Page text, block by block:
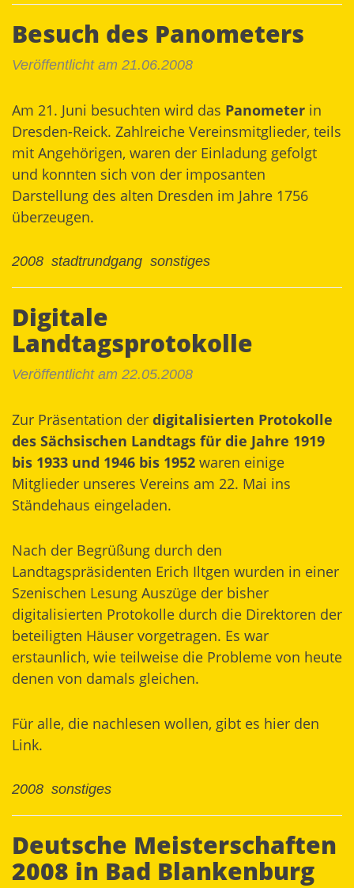
Besuch des Panometers
Veröffentlicht am 21.06.2008
Am 21. Juni besuchten wird das Panometer in
Dresden-Reick. Zahlreiche Vereinsmitglieder, teils
mit Angehörigen, waren der Einladung gefolgt
und konnten sich von der imposanten
Darstellung des alten Dresden im Jahre 1756
überzeugen.
2008 stadtrundgang sonstiges
Digitale
Landtagsprotokolle
Veröffentlicht am 22.05.2008
Zur Präsentation der digitalisierten Protokolle
des Sächsischen Landtags für die Jahre 1919
bis 1933 und 1946 bis 1952 waren einige
Mitglieder unseres Vereins am 22. Mai ins
Ständehaus eingeladen.
Nach der Begrüßung durch den
Landtagspräsidenten Erich Iltgen wurden in einer
Szenischen Lesung Auszüge der bisher
digitalisierten Protokolle durch die Direktoren der
beteiligten Häuser vorgetragen. Es war
erstaunlich, wie teilweise die Probleme von heute
denen von damals gleichen.
Für alle, die nachlesen wollen, gibt es hier den
Link.
2008 sonstiges
Deutsche Meisterschaften
2008 in Bad Blankenburg